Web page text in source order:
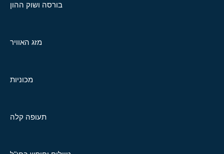
בורסה ושוק ההון
מזג האוויר
מכוניות
תעופה קלה